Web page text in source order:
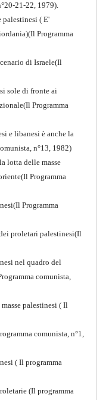
21-22, 1979).
( E'
Programma
di Israele(Il
sole di fronte ai
Programma
e libanesi è anche la
n°13, 1982)
lotta delle masse
Programma
Programma
proletari palestinesi(Il
nel quadro del
comunista,
palestinesi ( Il
comunista, n°1,
( Il programma
(Il programma